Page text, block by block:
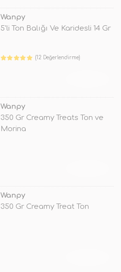
Wanpy
5'li Ton Balığı Ve Karidesli 14 Gr
(12 Değerlendirme)
Wanpy
350 Gr Creamy Treats Ton ve
Morina
Wanpy
350 Gr Creamy Treat Ton